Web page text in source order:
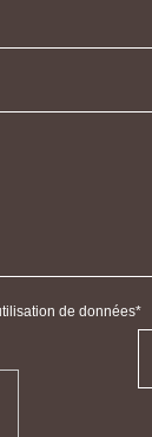
de données